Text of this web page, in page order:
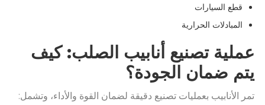
قطع السيارات
المبادلات الحرارية
عملية تصنيع أنابيب الصلب: كيف
يتم ضمان الجودة؟
تمر الأنابيب بعمليات تصنيع دقيقة لضمان القوة والأداء، وتشمل: